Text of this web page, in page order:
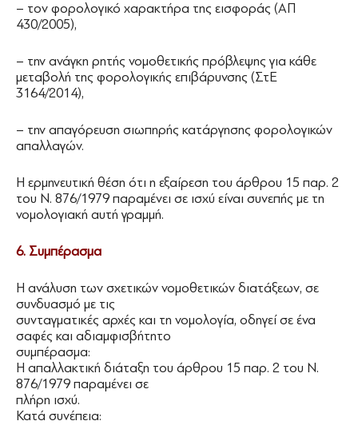
– τον φορολογικό χαρακτήρα της εισφοράς (ΑΠ
430/2005),
– την ανάγκη ρητής νομοθετικής πρόβλεψης για κάθε
μεταβολή της φορολογικής επιβάρυνσης (ΣτΕ
3164/2014),
– την απαγόρευση σιωπηρής κατάργησης φορολογικών
απαλλαγών.
Η ερμηνευτική θέση ότι η εξαίρεση του άρθρου 15 παρ. 2
του Ν. 876/1979 παραμένει σε ισχύ είναι συνεπής με τη
νομολογιακή αυτή γραμμή.
6. Συμπέρασμα
Η ανάλυση των σχετικών νομοθετικών διατάξεων, σε
συνδυασμό με τις
συνταγματικές αρχές και τη νομολογία, οδηγεί σε ένα
σαφές και αδιαμφισβήτητο
συμπέρασμα:
Η απαλλακτική διάταξη του άρθρου 15 παρ. 2 του Ν.
876/1979 παραμένει σε
πλήρη ισχύ.
Κατά συνέπεια: